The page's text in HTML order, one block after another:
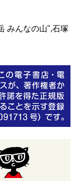
みんなの山",石塚